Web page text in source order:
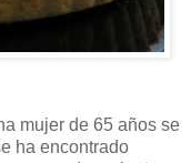
mujer de 65 años se
ha encontrado